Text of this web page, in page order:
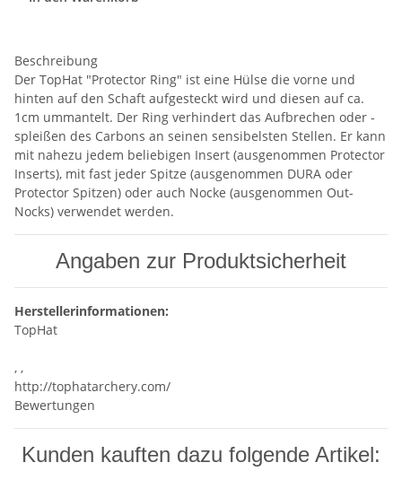
Beschreibung
Der TopHat "Protector Ring" ist eine Hülse die vorne und
hinten auf den Schaft aufgesteckt wird und diesen auf ca.
1cm ummantelt. Der Ring verhindert das Aufbrechen oder -
spleißen des Carbons an seinen sensibelsten Stellen. Er kann
mit nahezu jedem beliebigen Insert (ausgenommen Protector
Inserts), mit fast jeder Spitze (ausgenommen DURA oder
Protector Spitzen) oder auch Nocke (ausgenommen Out-
Nocks) verwendet werden.
Angaben zur Produktsicherheit
Herstellerinformationen:
TopHat
, ,
http://tophatarchery.com/
Bewertungen
Kunden kauften dazu folgende Artikel: